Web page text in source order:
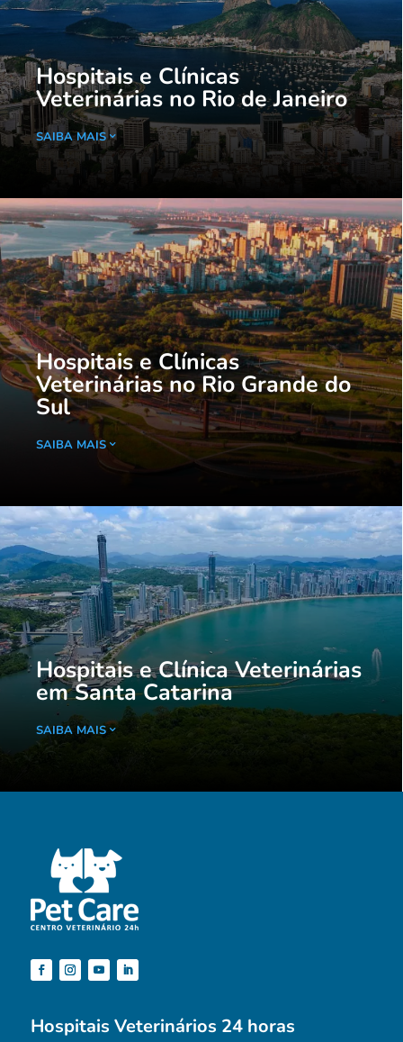
Hospitais e Clínicas
Veterinárias no Rio de Janeiro
SAIBA MAIS
Hospitais e Clínicas
Veterinárias no Rio Grande do
Sul
SAIBA MAIS
Hospitais e Clínica Veterinárias
em Santa Catarina
SAIBA MAIS
Hospitais Veterinários 24 horas